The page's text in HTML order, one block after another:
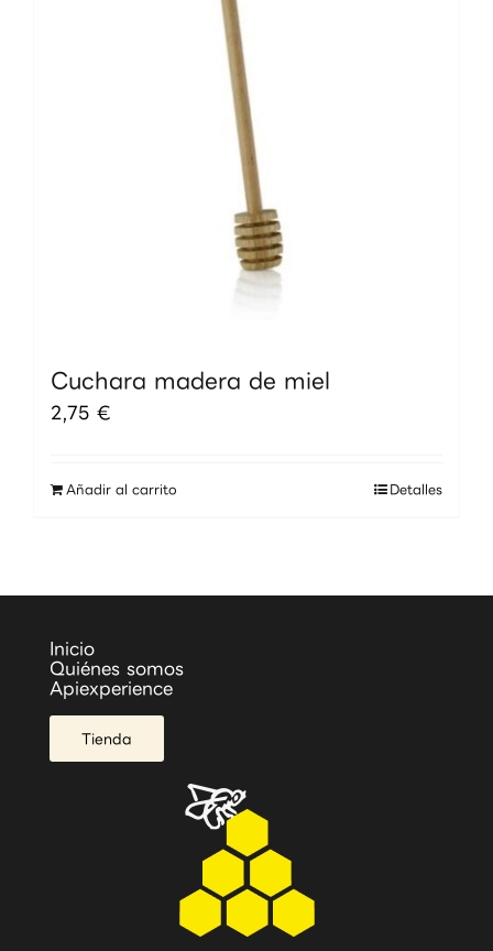
Cuchara madera de miel
2,75 €
Añadir al carrito Detalles
Inicio
Quiénes somos
Apiexperience
Tienda